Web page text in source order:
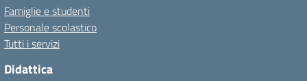
Famiglie e studenti
Personale scolastico
Tutti i servizi
Didattica